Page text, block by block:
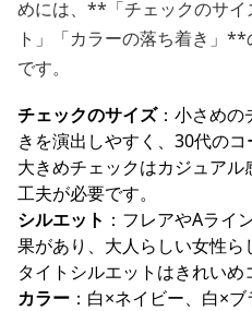
めには、**「チェックのサイ
ト」「カラーの落ち着き」
です。
チェックのサイズ：小さめの
きを演出しやすく、30代のコ
大きめチェックはカジュア
工夫が必要です。
シルエット ：フレアやAライ
果があり、大人らしい女性ら
タイトシルエットはきれいめ
カラー ：白×ネイビー、白×